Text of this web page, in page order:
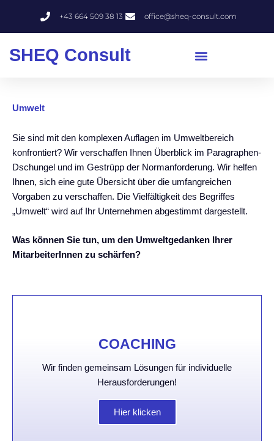
springen
+43 664 509 38 13 office@sheq-consult.com
SHEQ Consult
Umwelt
Sie sind mit den komplexen Auflagen im Umweltbereich
konfrontiert? Wir verschaffen Ihnen Überblick im Paragraphen-
Dschungel und im Gestrüpp der Normanforderung. Wir helfen
Ihnen, sich eine gute Übersicht über die umfangreichen
Vorgaben zu verschaffen. Die Vielfältigkeit des Begriffes
„Umwelt“ wird auf Ihr Unternehmen abgestimmt dargestellt.
Was können Sie tun, um den Umweltgedanken Ihrer
MitarbeiterInnen zu schärfen?
COACHING
Wir finden gemeinsam Lösungen für individuelle
Herausforderungen!
Hier klicken